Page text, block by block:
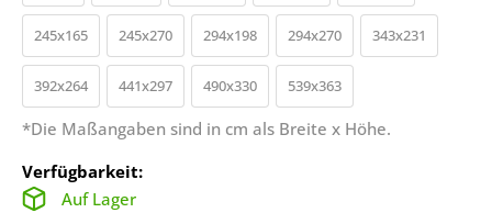
245x165 245x270 294x198 294x270 343x231
392x264 441x297 490x330 539x363
*Die Maßangaben sind in cm als Breite x Höhe.
Verfügbarkeit:
Auf Lager